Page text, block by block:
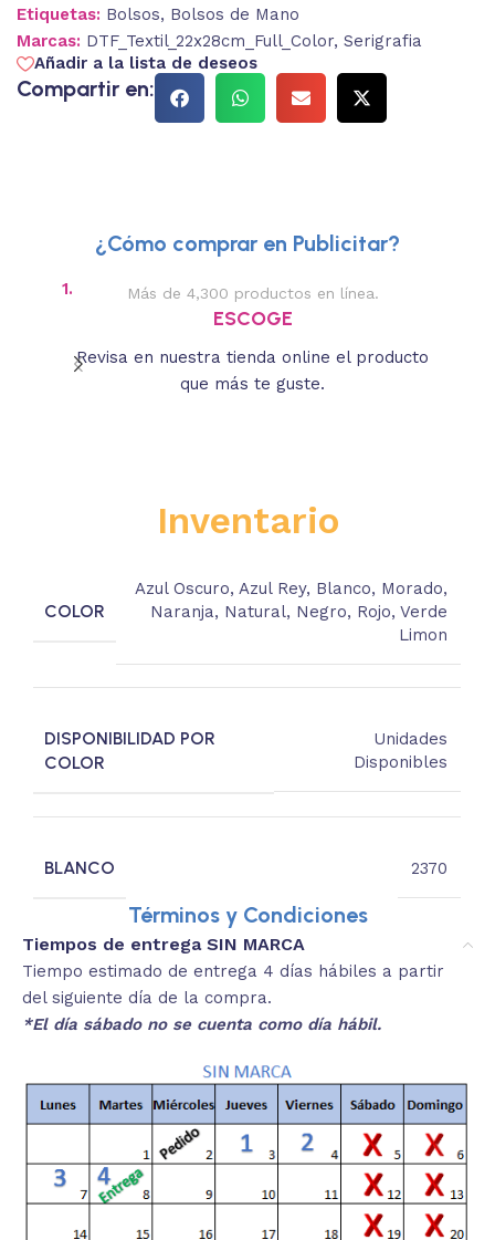
Etiquetas: Bolsos, Bolsos de Mano
Marcas: DTF_Textil_22x28cm_Full_Color, Serigrafia
Añadir a la lista de deseos
Compartir en:
¿Cómo comprar en Publicitar?
1. Más de 4,300 productos en línea.
ESCOGE
Revisa en nuestra tienda online el producto
que más te guste.
Inventario
COLOR
Azul Oscuro, Azul Rey, Blanco, Morado,
Naranja, Natural, Negro, Rojo,Verde
Limon
DISPONIBILIDAD POR
COLOR
Unidades
Disponibles
BLANCO 2370
Términos y Condiciones
Tiempos de entrega SIN MARCA
Tiempo estimado de entrega 4 días hábiles a partir
del siguiente día de la compra.
*El día sábado no se cuenta como día hábil.